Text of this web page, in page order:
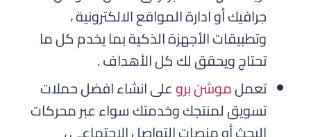
جرافيك أو ادارة المواقع الالكترونية ،
وتطبيقات الأجهزة الذكية بما يخدم كل ما
تحتاج ويحقق لك كل الأهداف .
تعملموشن بروعلى انشاء افضل حملات
تسويق لمنتجك وخدمتك سواء عبر محركات